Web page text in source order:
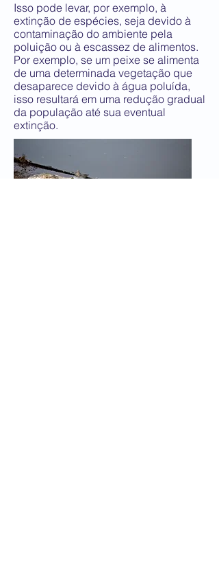
Isso pode levar, por exemplo, à
extinção de espécies, seja devido à
contaminação do ambiente pela
poluição ou à escassez de alimentos.
Por exemplo, se um peixe se alimenta
de uma determinada vegetação que
desaparece devido à água poluída,
isso resultará em uma redução gradual
da população até sua eventual
extinção.